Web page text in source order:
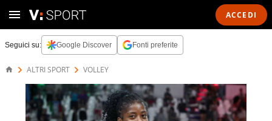
ACCEDI
Seguici su: Google Discover Fonti preferite
ALTRI SPORT VOLLEY